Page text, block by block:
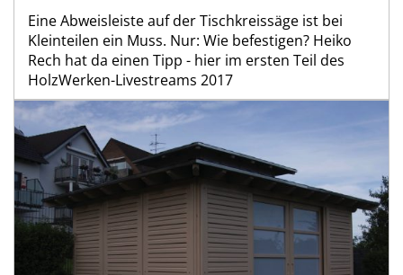
Eine Abweisleiste auf der Tischkreissäge ist bei
Kleinteilen ein Muss. Nur: Wie befestigen? Heiko
Rech hat da einen Tipp - hier im ersten Teil des
HolzWerken-Livestreams 2017